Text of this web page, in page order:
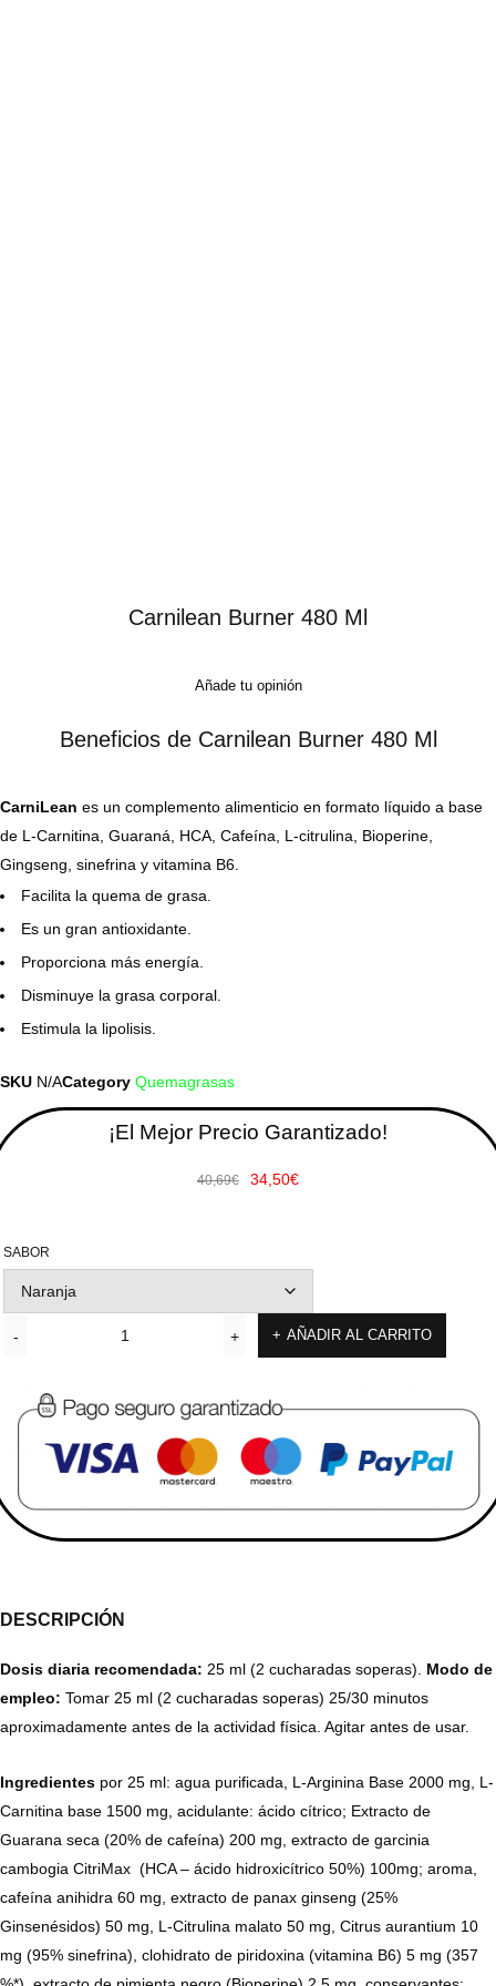
Carnilean Burner 480 Ml
Añade tu opinión
Beneficios de Carnilean Burner 480 Ml
CarniLean es un complemento alimenticio en formato líquido a base
de L-Carnitina, Guaraná, HCA, Cafeína, L-citrulina, Bioperine,
Gingseng, sinefrina y vitamina B6.
Facilita la quema de grasa.
Es un gran antioxidante.
Proporciona más energía.
Disminuye la grasa corporal.
Estimula la lipolisis.
SKU N/ACategory Quemagrasas
¡El Mejor Precio Garantizado!
40,69€ 34,50€
SABOR
AÑADIR AL CARRITO
DESCRIPCIÓN
Dosis diaria recomendada: 25 ml (2 cucharadas soperas). Modo de
empleo: Tomar 25 ml (2 cucharadas soperas) 25/30 minutos
aproximadamente antes de la actividad física. Agitar antes de usar.
Ingredientes por 25 ml: agua purificada, L-Arginina Base 2000 mg, L-
Carnitina base 1500 mg, acidulante: ácido cítrico; Extracto de
Guarana seca (20% de cafeína) 200 mg, extracto de garcinia
cambogia CitriMax (HCA – ácido hidroxicítrico 50%) 100mg; aroma,
cafeína anihidra 60 mg, extracto de panax ginseng (25%
Ginsenésidos) 50 mg, L-Citrulina malato 50 mg, Citrus aurantium 10
mg (95% sinefrina), clohidrato de piridoxina (vitamina B6) 5 mg (357